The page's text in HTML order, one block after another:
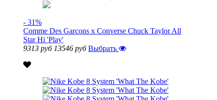
- 31%
Comme Des Garcons x Converse Chuck Taylor All
Star Hi 'Play'
9313 руб 13546 руб Выбрать